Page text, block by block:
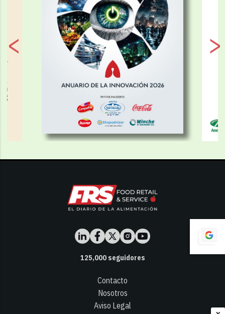
125,000seguidores
Contacto
Nosotros
Aviso Legal